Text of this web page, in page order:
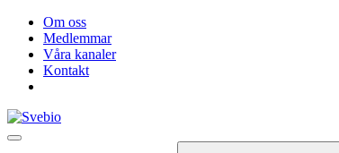
Om oss
Medlemmar
Våra kanaler
Kontakt